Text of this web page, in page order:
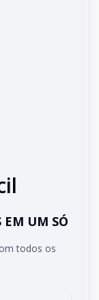
EM UM SÓ
todos os